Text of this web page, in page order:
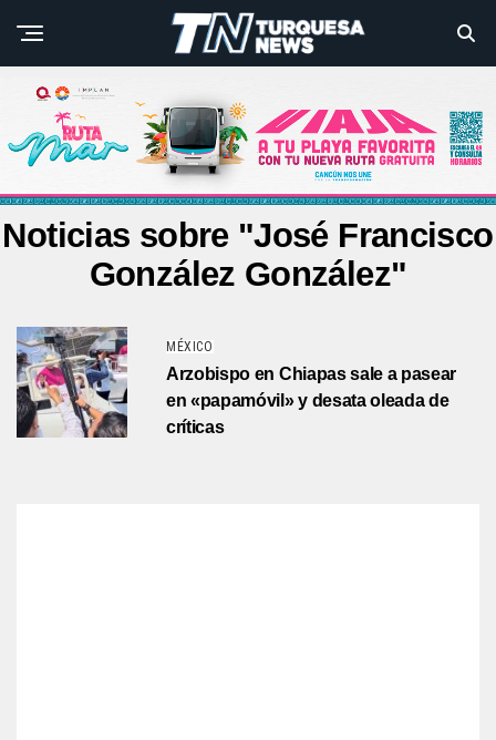
Noticias sobre "José Francisco
González González"
MÉXICO
Arzobispo en Chiapas sale a pasear
en «papamóvil» y desata oleada de
críticas